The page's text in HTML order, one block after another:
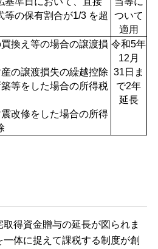
等の保有割合が1/3 を超
ついて
適用
換え等の場合の譲渡損
の譲渡損失の繰越控除
等をした場合の所得税
改修をした場合の所得
令和5年
12月
31日ま
で2年
延長
得資金贈与の延長が図られま
体に捉えて課税する制度が創